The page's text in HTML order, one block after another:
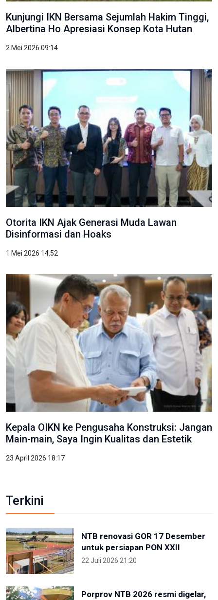
Kunjungi IKN Bersama Sejumlah Hakim Tinggi,
Albertina Ho Apresiasi Konsep Kota Hutan
2 Mei 2026 09:14
Otorita IKN Ajak Generasi Muda Lawan
Disinformasi dan Hoaks
1 Mei 2026 14:52
Kepala OIKN ke Pengusaha Konstruksi: Jangan
Main-main, Saya Ingin Kualitas dan Estetik
23 April 2026 18:17
Terkini
NTB renovasi GOR 17 Desember
untuk persiapan PON XXII
22 Juli 2026 21:20
Porprov NTB 2026 resmi digelar,